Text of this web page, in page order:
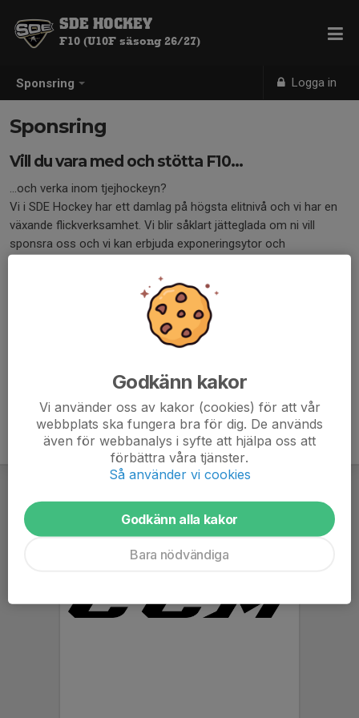
Sponsring Logga in
SDE HOCKEY
F10 (U10F säsong 26/27)
Sponsring
Vill du vara med och stötta F10...
...och verka inom tjejhockeyn?
Vi i SDE Hockey har ett damlag på högsta elitnivå och vi har en
växande flickverksamhet. Vi blir såklart jätteglada om ni vill
sponsra oss och vi kan erbjuda exponeringsytor och
0707652503 om ni är intresserade av att höra mer.
Godkänn kakor
Vi använder oss av kakor (cookies) för att vår
webbplats ska fungera bra för dig. De används
även för webbanalys i syfte att hjälpa oss att
förbättra våra tjänster.
Så använder vi cookies
Godkänn alla kakor
Bara nödvändiga